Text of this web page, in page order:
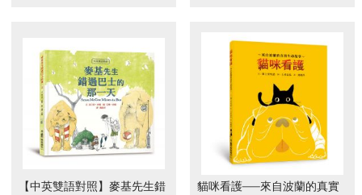
【中英雙語對照】麥基先生錯
貓咪看護──來自波蘭的真實